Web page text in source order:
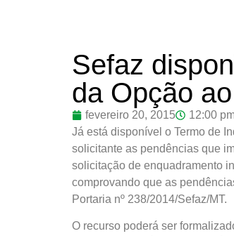
Sefaz
da Opção
fevereiro 20, 2015
12:00
Já está disponível o Termo de
solicitante as pendências que
solicitação de enquadramento
comprovando que as
Portaria nº 238/2014/Sefaz/MT.
O recurso poderá ser